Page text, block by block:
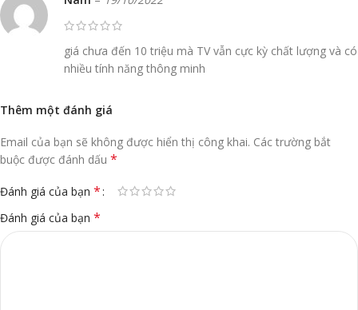
giá chưa đến 10 triệu mà TV vẫn cực kỳ chất lượng và có
nhiều tính năng thông minh
Thêm một đánh giá
Email của bạn sẽ không được hiển thị công khai. Các trường bắt
buộc được đánh dấu *
Đánh giá của bạn *
Đánh giá của bạn *